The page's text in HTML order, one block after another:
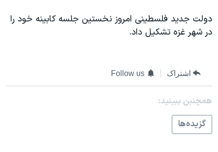
قانون شفافیت دارائی کادر رهبری ایران
نرگس محمدی برنده جایزه نوبل صلح
همایش محافظه‌کاران آمریکا «سی‌پک»
صفحه‌های ویژه
سفر پرزیدنت ترامپ به چین
دولت جديد فلسطينی امروز نخستين جلسه کابينه خود را
در شهر غزه تشکيل داد.
اشتراک Follow us
همچنبن ببینید:
گزيده‌ها